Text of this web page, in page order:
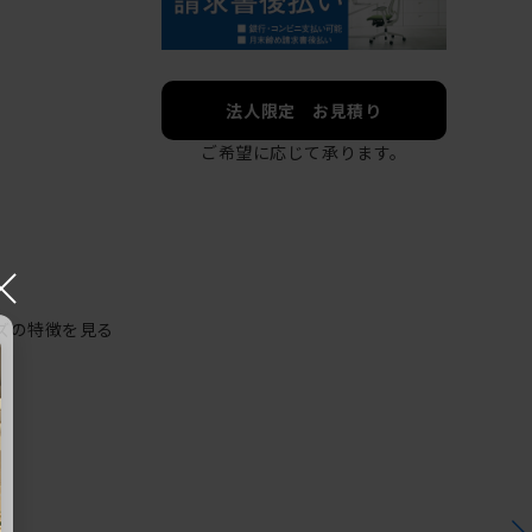
法人限定 お見積り
ご希望に応じて承ります。
の特徴を見る